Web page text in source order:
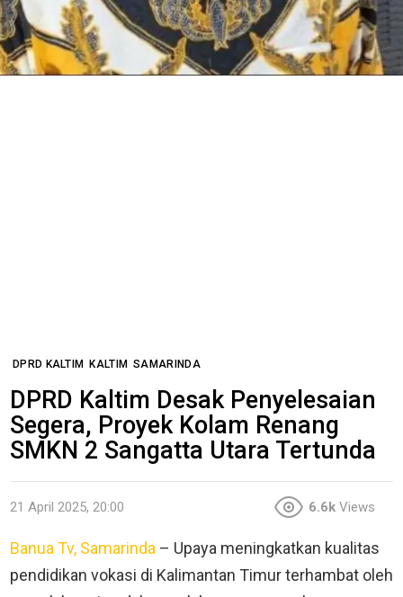
DPRD KALTIM KALTIM SAMARINDA
DPRD Kaltim Desak Penyelesaian
Segera, Proyek Kolam Renang
SMKN 2 Sangatta Utara Tertunda
21 April 2025, 20:00 6.6k Views
Banua Tv, Samarinda – Upaya meningkatkan kualitas
pendidikan vokasi di Kalimantan Timur terhambat oleh